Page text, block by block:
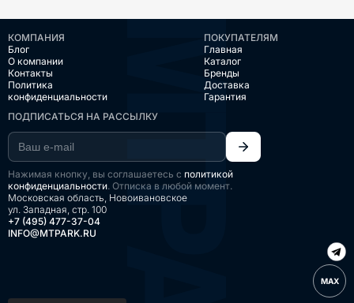
КОМПАНИЯ
Блог
О компании
Контакты
Политика
конфиденциальности
ПОКУПАТЕЛЯМ
Главная
Каталог
Бренды
Доставка
Гарантия
ПОДПИСАТЬСЯ НА РАССЫЛКУ
Нажимая кнопку, вы соглашаетесь с политикой
конфиденциальности. Отписка в любой момент.
Московская область, Новоивановское
ул. Западная, стр. 100
+7 (495) 477-37-04
INFO@MTPARK.RU
MAX